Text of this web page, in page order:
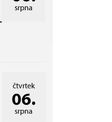
srpna
čtvrtek
06.
srpna